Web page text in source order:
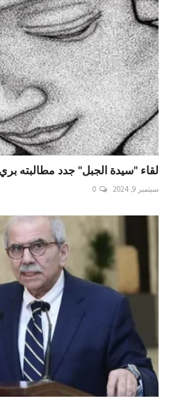
لقاء "سيدة الجبل" جدد مطالبته
سبتمبر 9, 2024 0